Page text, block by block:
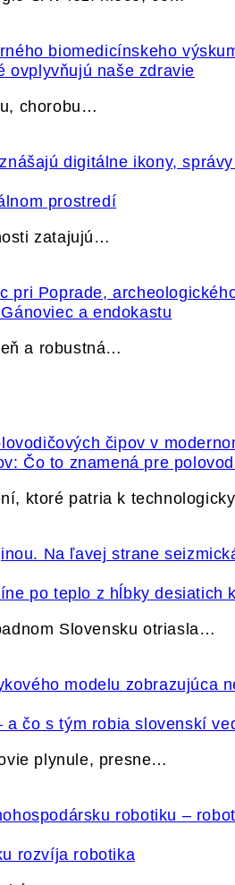
ovplyvňujú naše zdravie
chorobu…
prostredí
zatajujú…
a endokastu
a robustná…
Čo to znamená pre
ktoré patria k
po teplo z hĺbky desiatich
Slovensku otriasla…
čo s tým robia slovenskí
plynule, presne…
rozvíja robotika